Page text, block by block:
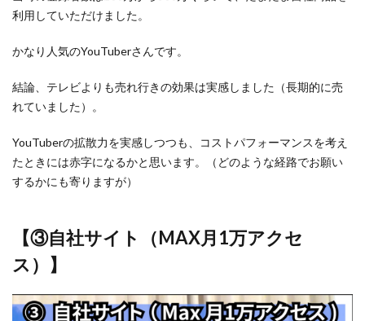
利用していただけました。
かなり人気のYouTuberさんです。
結論、テレビよりも売れ行きの効果は実感しました（長期的に売
れていました）。
YouTuberの拡散力を実感しつつも、コストパフォーマンスを考え
たときには赤字になるかと思います。（どのような経路でお願い
するかにも寄りますが）
【③自社サイト（MAX月1万アクセ
ス）】